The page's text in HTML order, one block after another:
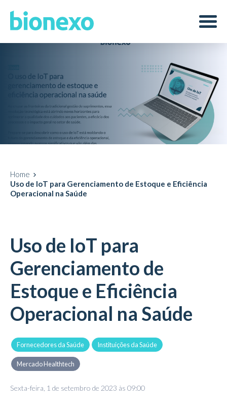
Home
Uso de IoT para Gerenciamento de Estoque e Eficiência
Operacional na Saúde
Uso de IoT para
Gerenciamento de
Estoque e Eficiência
Operacional na Saúde
Fornecedores da Saúde Instituições da Saúde
Mercado Healthtech
Sexta-feira, 1 de setembro de 2023 às 09:00